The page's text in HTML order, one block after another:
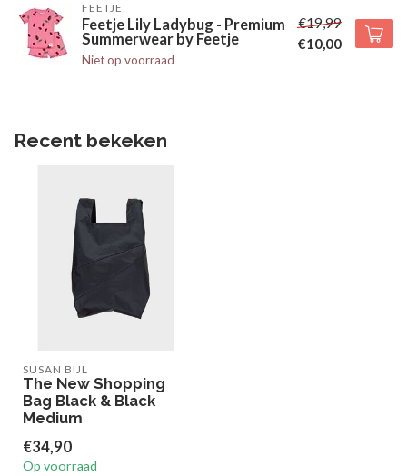
FEETJE
Feetje Lily Ladybug - Premium
Summerwear by Feetje
Niet op voorraad
€19,99
€10,00
Recent bekeken
SUSAN BIJL
The New Shopping
Bag Black & Black
Medium
€34,90
Op voorraad